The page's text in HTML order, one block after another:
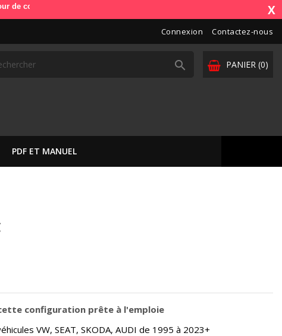
OdbDiag vous livre dans toute l'Europe. Vos paiements sont X
Connexion Contactez-nous
PANIER (0)

PDF ET MANUEL
configuration prête à l'emploie
VW, SEAT, SKODA, AUDI de 1995 à 2023+